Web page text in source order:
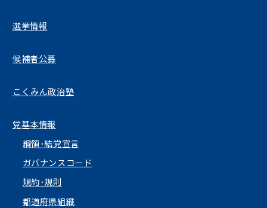
選挙情報
候補者公募
こくみん政治塾
党基本情報
綱領･結党宣言
ガバナンスコード
規約･規則
都道府県組織